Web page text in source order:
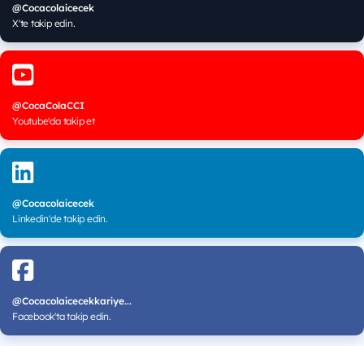
@Cocacolaicecek
X'te takip edin.
@CocaColaCCI
Youtube'da takip et
@Cocacolaicecek
Linkedin'de takip edin.
@Cocacolaicecekkariye...
Facebook'ta takip edin.